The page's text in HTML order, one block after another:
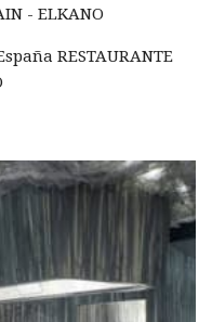
- ELKANO
RESTAURANTE